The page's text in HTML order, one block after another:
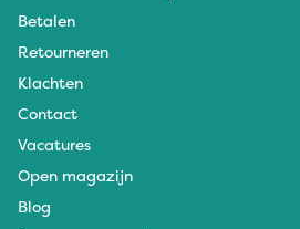
Betalen
Retourneren
Klachten
Contact
Vacatures
Open magazijn
Blog